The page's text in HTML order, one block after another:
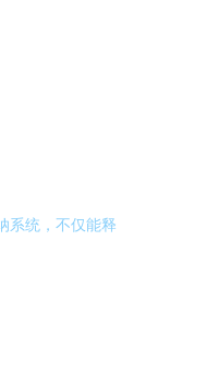
系统，不仅能释